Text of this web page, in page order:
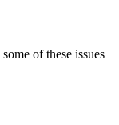
of these issues